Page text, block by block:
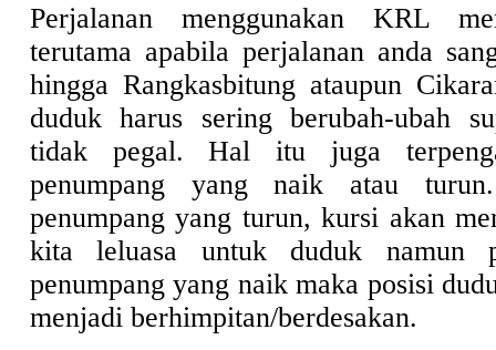
Perjalanan menggunakan KRL
terutama apabila perjalanan anda
hingga Rangkasbitung ataupun
duduk harus sering berubah-ubah
tidak pegal. Hal itu juga
penumpang yang naik atau
penumpang yang turun, kursi akan
kita leluasa untuk duduk namun
penumpang yang naik maka posisi
menjadi berhimpitan/berdesakan.